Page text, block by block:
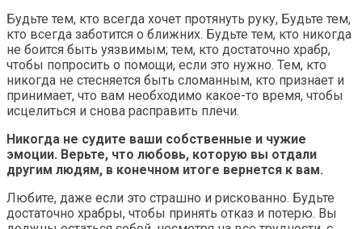
Будьте тем, кто всегда хочет протянуть руку, Будьте тем,
кто всегда заботится о ближних. Будьте тем, кто никогда
не боится быть уязвимым; тем, кто достаточно храбр,
чтобы попросить о помощи, если это нужно. Тем, кто
никогда не стесняется быть сломанным, кто признает и
принимает, что вам необходимо какое-то время, чтобы
исцелиться и снова расправить плечи.
Никогда не судите ваши собственные и чужие
эмоции. Верьте, что любовь, которую вы отдали
другим людям, в конечном итоге вернется к вам.
Любите, даже если это страшно и рискованно. Будьте
достаточно храбры, чтобы принять отказ и потерю. Вы